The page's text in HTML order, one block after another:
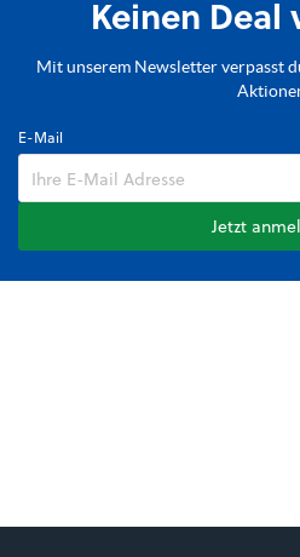
Keinen Deal
Mit unserem Newsletter verpasst
E-Mail
Jetzt